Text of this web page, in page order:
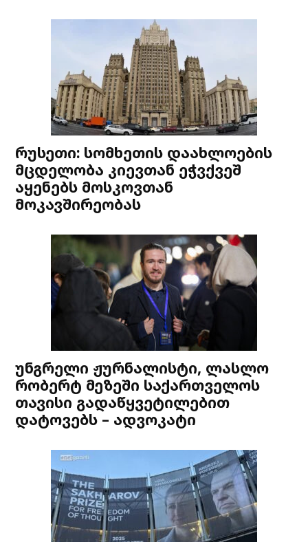
რუსეთი: სომხეთის დაახლოების
მცდელობა კიევთან ეჭვქვეშ
აყენებს მოსკოვთან
მოკავშირეობას
უნგრელი ჟურნალისტი, ლასლო
რობერტ მეზეში საქართველოს
თავისი გადაწყვეტილებით
დატოვებს – ადვოკატი